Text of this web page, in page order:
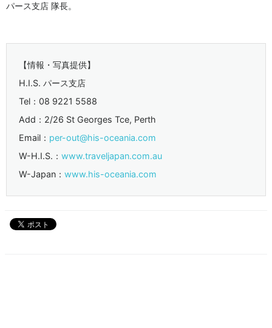
パース支店 隊長。
【情報・写真提供】
H.I.S. パース支店
Tel：08 9221 5588
Add：2/26 St Georges Tce, Perth
Email： per-out@his-oceania.com
W-H.I.S.： www.traveljapan.com.au
W-Japan： www.his-oceania.com